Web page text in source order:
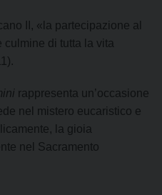
II, «la partecipazione al
culmine di tutta la vita
rappresenta un’occasione
nel mistero eucaristico e
la gioia
nel Sacramento